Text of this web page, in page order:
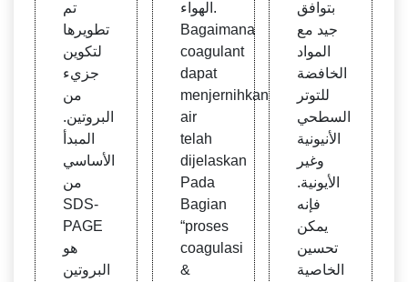
تم
تطويرها
لتكوين
جزيء
من
البروتين.
المبدأ
الأساسي
من
SDS-
PAGE
هو
البروتين
الهواء.
Bagaimana
coagulant
dapat
menjernihkan
air
telah
dijelaskan
Pada
Bagian
“proses
coagulasi
&
بتوافق
جيد مع
المواد
الخافضة
للتوتر
السطحي
الأنيونية
وغير
الأيونية.
فإنه
يمكن
تحسين
الخاصية